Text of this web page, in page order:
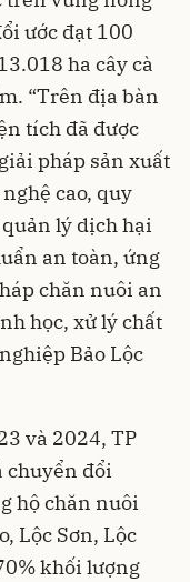
ước đạt 100
ha cây cà
“Trên địa bàn
tích đã được
pháp sản xuất
cao, quy
lý dịch hại
an toàn, ứng
chăn nuôi an
học, xử lý chất
Bảo Lộc
và 2024, TP
chuyển đổi
hộ chăn nuôi
Lộc Sơn, Lộc
khối lượng